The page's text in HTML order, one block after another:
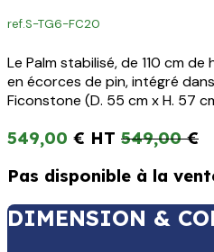
ref.S-TG6-FC20
Le Palm stabilisé, de 110 cm
en écorces de pin, intégré
Ficonstone (D. 55 cm x H. 57
549,00 € 549,00€
Pas disponible à la
DIMENSION &